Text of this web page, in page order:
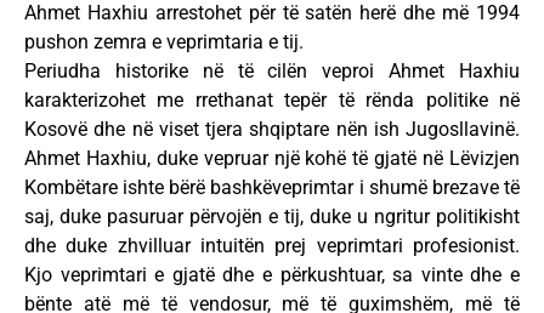
Ahmet Haxhiu arrestohet për të satën herë dhe më 1994
pushon zemra e veprimtaria e tij.
Periudha historike në të cilën veproi Ahmet Haxhiu
karakterizohet me rrethanat tepër të rënda politike në
Kosovë dhe në viset tjera shqiptare nën ish Jugosllavinë.
Ahmet Haxhiu, duke vepruar një kohë të gjatë në Lëvizjen
Kombëtare ishte bërë bashkëveprimtar i shumë brezave të
saj, duke pasuruar përvojën e tij, duke u ngritur politikisht
dhe duke zhvilluar intuitën prej veprimtari profesionist.
Kjo veprimtari e gjatë dhe e përkushtuar, sa vinte dhe e
bënte atë më të vendosur, më të guximshëm, më të